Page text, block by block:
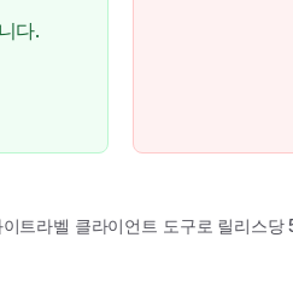
다.
트라벨 클라이언트 도구로 릴리스당